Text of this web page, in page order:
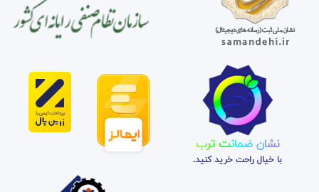
نشان ضمانت ترب
با خیال راحت خرید کنید.